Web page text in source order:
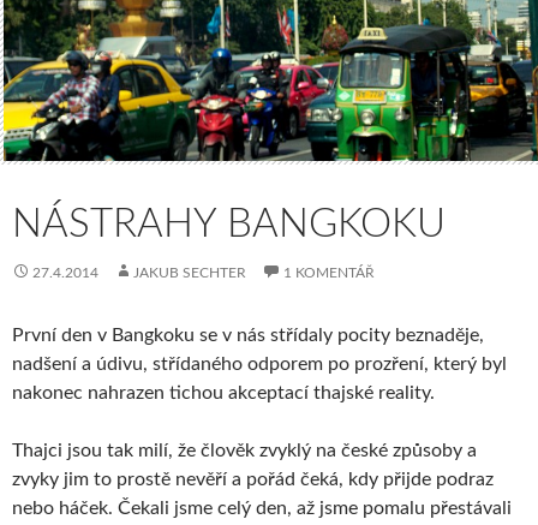
NÁSTRAHY BANGKOKU
27.4.2014 JAKUB SECHTER 1 KOMENTÁŘ
První den v Bangkoku se v nás střídaly pocity beznaděje,
nadšení a údivu, střídaného odporem po prozření, který byl
nakonec nahrazen tichou akceptací thajské reality.
Thajci jsou tak milí, že člověk zvyklý na české způsoby a
zvyky jim to prostě nevěří a pořád čeká, kdy přijde podraz
nebo háček. Čekali jsme celý den, až jsme pomalu přestávali